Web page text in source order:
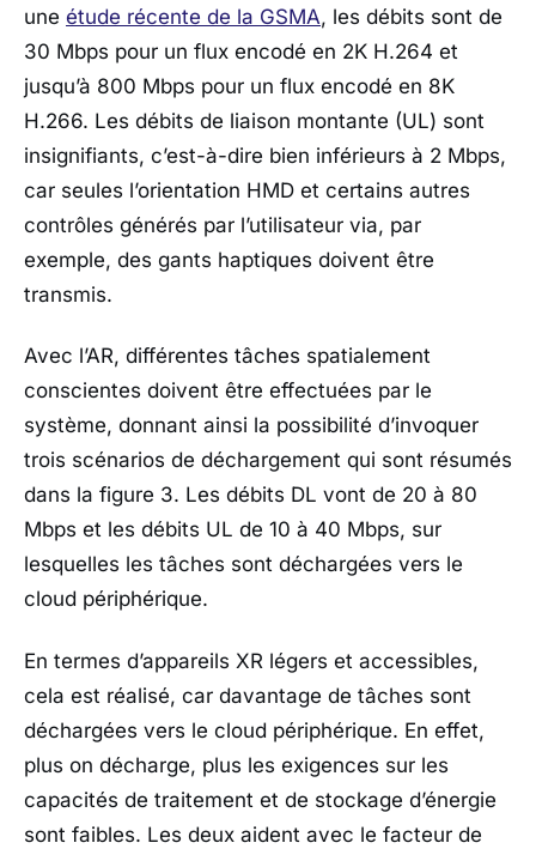
une étude récente de la GSMA, les débits sont de
30 Mbps pour un flux encodé en 2K H.264 et
jusqu’à 800 Mbps pour un flux encodé en 8K
H.266. Les débits de liaison montante (UL) sont
insignifiants, c’est-à-dire bien inférieurs à 2 Mbps,
car seules l’orientation HMD et certains autres
contrôles générés par l’utilisateur via, par
exemple, des gants haptiques doivent être
transmis.
Avec l’AR, différentes tâches spatialement
conscientes doivent être effectuées par le
système, donnant ainsi la possibilité d’invoquer
trois scénarios de déchargement qui sont résumés
dans la figure 3. Les débits DL vont de 20 à 80
Mbps et les débits UL de 10 à 40 Mbps, sur
lesquelles les tâches sont déchargées vers le
cloud périphérique.
En termes d’appareils XR légers et accessibles,
cela est réalisé, car davantage de tâches sont
déchargées vers le cloud périphérique. En effet,
plus on décharge, plus les exigences sur les
capacités de traitement et de stockage d’énergie
sont faibles. Les deux aident avec le facteur de